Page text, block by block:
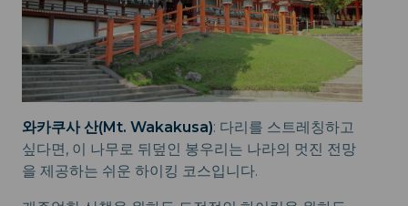
와카쿠사 산(Mt. Wakakusa): 다리를 스트레칭하고
싶다면, 이 나무로 뒤덮인 봉우리는 나라의 멋진 전망
을 제공하는 쉬운 하이킹 코스입니다.